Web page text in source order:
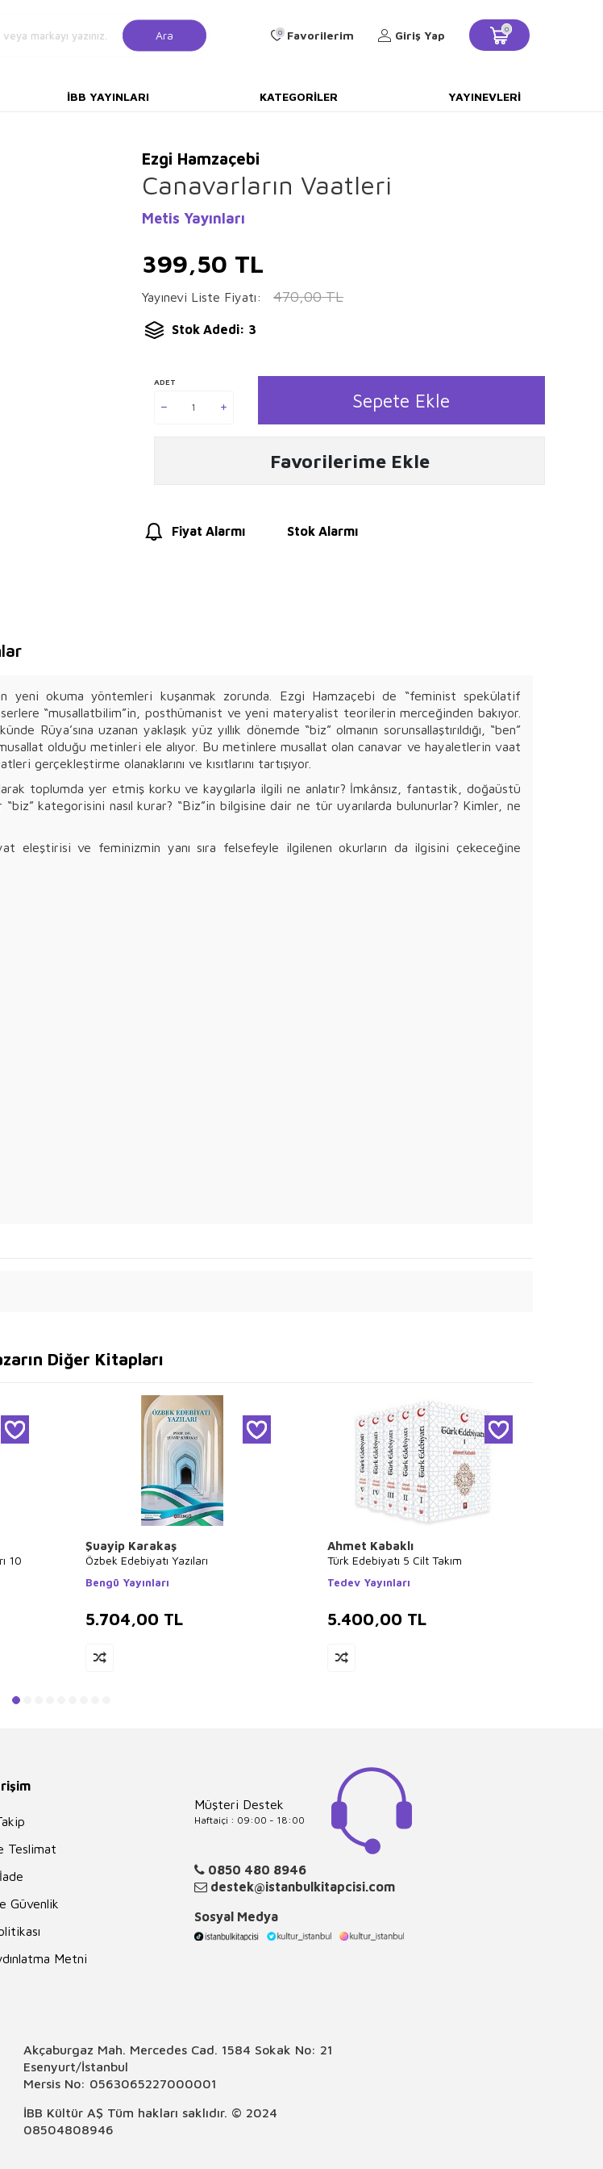
Ara 0 Favorilerim Giriş Yap 0
İBB YAYINLARI KATEGORILER YAYINEVLERI
Ezgi Hamzaçebi
Canavarların Vaatleri
Metis Yayınları
399,50 TL
Yayınevi Liste Fiyatı: 470,00TL
Stok Adedi: 3
ADET
Sepete Ekle
Favorilerime Ekle
Fiyat Alarmı Stok Alarmı
yeni okuma yöntemleri kuşanmak zorunda. Ezgi Hamzaçebi de “feminist spekülatif
eserlere “musallatbilim”in, posthümanist ve yeni materyalist teorilerin merceğinden bakıyor.
Rüya’sına uzanan yaklaşık yüz yıllık dönemde “biz” olmanın sorunsallaştırıldığı, “ben”
olduğu metinleri ele alıyor. Bu metinlere musallat olan canavar ve hayaletlerin vaat
olanaklarını ve kısıtlarını tartışıyor.
toplumda yer etmiş korku ve kaygılarla ilgili ne anlatır? İmkânsız, fantastik, doğaüstü
kategorisini nasıl kurar? “Biz”in bilgisine dair ne tür uyarılarda bulunurlar? Kimler, ne
eleştirisi ve feminizmin yanı sıra felsefeyle ilgilenen okurların da ilgisini çekeceğine
Diğer Kitapları
10
Şuayip Karakaş
Özbek Edebiyatı Yazıları
Bengü Yayınları
5.704,00 TL
Ahmet Kabaklı
Türk Edebiyatı 5 Cilt Takım
Tedev Yayınları
5.400,00 TL
Teslimat
Güvenlik
Metni
Müşteri Destek
Haftaiçi : 09:00 - 18:00
0850 480 8946
destek@istanbulkitapcisi.com
Sosyal Medya
Akçaburgaz Mah. Mercedes Cad. 1584 Sokak No: 21
Esenyurt/İstanbul
Mersis No: 0563065227000001
İBB Kültür AŞ Tüm hakları saklıdır. © 2024
08504808946